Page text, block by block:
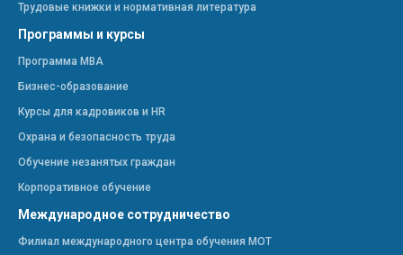
Трудовые книжки и нормативная литература
Программы и курсы
Программа МВА
Бизнес-образование
Курсы для кадровиков и HR
Охрана и безопасность труда
Обучение незанятых граждан
Корпоративное обучение
Международное сотрудничество
Филиал международного центра обучения МОТ